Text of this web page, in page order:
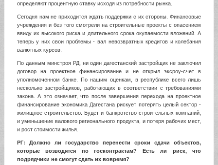
определяют процентную ставку исходя из потребности рынка.
Сегодня нам не приходится ждать поддержки с их стороны. Финансовые
учреждения и без того смотрели на строительные проекты с опасением
ввиду их высокого риска и длительного срока окупаемости вложений. А
теперь у них свои проблемы - вал невозвратных кредитов и колебания
валютных курсов.
По данным минстроя РД, ни один дагестанский застройщик не заключил
договор на проектное финансирование и не открыл эксроу-счет в
уполномоченном банке. По нашим оценкам, в республике всего лишь
несколько застройщиков, работающих в соответствии с требованиями
закона. А это означает, что после завершения перехода на проектное
финансирование экономика Дагестана рискует потерять целый сектор -
жилищное строительство. Будет и банкротство строительных компаний,
и уменьшение валового регионального продукта, и потеря рабочих мест,
и рост стоимости жилья.
РГ: Должно ли государство перенести сроки сдачи объектов,
которые возводятся по госконтрактам? Есть ли риск, что
подрядчики не смогут сдать их вовремя?